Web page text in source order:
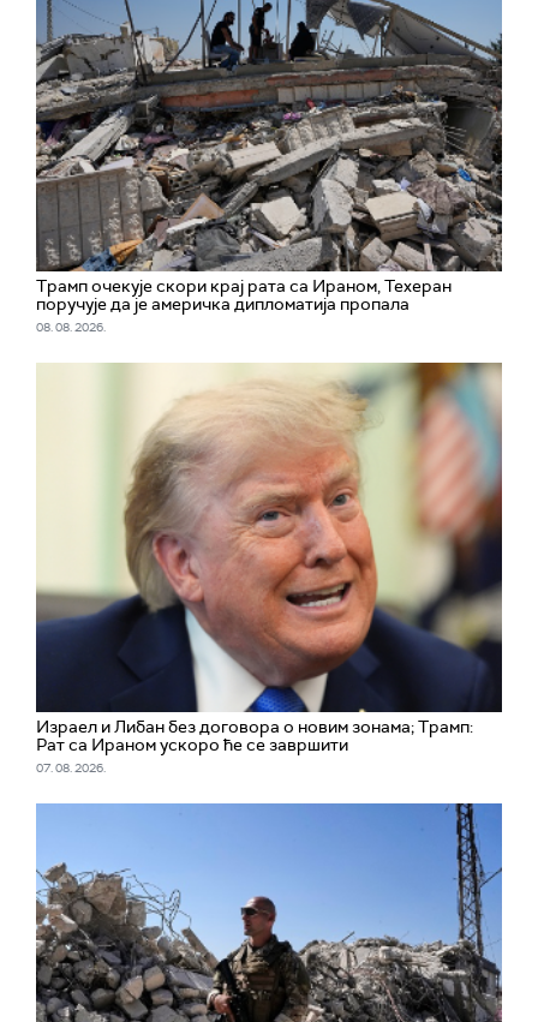
Трамп очекује скори крај рата са Ираном, Техеран
поручује да је америчка дипломатија пропала
08. 08. 2026.
Израел и Либан без договора о новим зонама; Трамп:
Рат са Ираном ускоро ће се завршити
07. 08. 2026.